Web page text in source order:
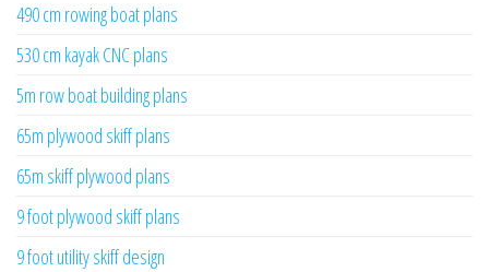
490 cm rowing boat plans
530 cm kayak CNC plans
5m row boat building plans
65m plywood skiff plans
65m skiff plywood plans
9 foot plywood skiff plans
9 foot utility skiff design